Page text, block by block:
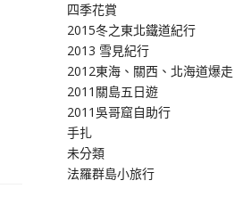
四季花賞
2015冬之東北鐵道紀行
2013 雪見紀行
2012東海、關西、北海道爆走
2011關島五日遊
2011吳哥窟自助行
手扎
未分類
法羅群島小旅行